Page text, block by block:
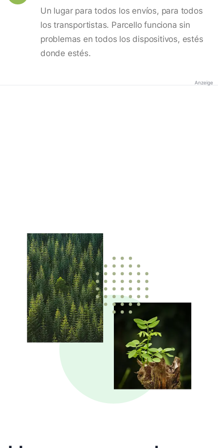
Un lugar para todos los envíos, para todos
los transportistas. Parcello funciona sin
problemas en todos los dispositivos, estés
donde estés.
Anzeige